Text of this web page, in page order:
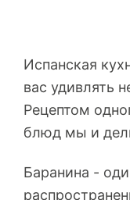
Испанская
вас удивлять
Рецептом
блюд мы и
Баранина -